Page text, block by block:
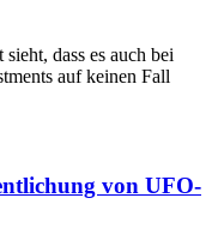
dass es auch bei
auf keinen Fall
von UFO-